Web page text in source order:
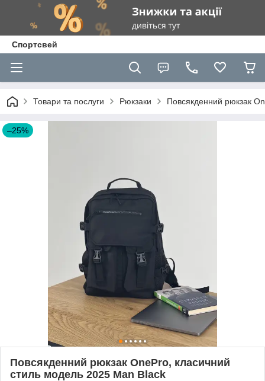
Спортсвей
Товари та послуги Рюкзаки Повсякденний рюкзак
–25%
Повсякденний рюкзак OnePro, класичний
стиль модель 2025 Man Black